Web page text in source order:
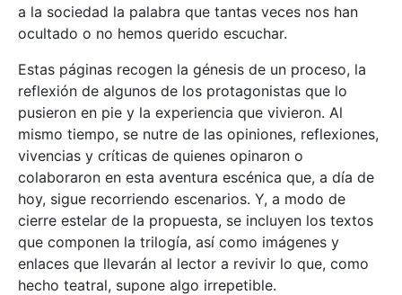
a la sociedad la palabra que tantas veces nos han
ocultado o no hemos querido escuchar.
Estas páginas recogen la génesis de un proceso, la
reflexión de algunos de los protagonistas que lo
pusieron en pie y la experiencia que vivieron. Al
mismo tiempo, se nutre de las opiniones, reflexiones,
vivencias y críticas de quienes opinaron o
colaboraron en esta aventura escénica que, a día de
hoy, sigue recorriendo escenarios. Y, a modo de
cierre estelar de la propuesta, se incluyen los textos
que componen la trilogía, así como imágenes y
enlaces que llevarán al lector a revivir lo que, como
hecho teatral, supone algo irrepetible.